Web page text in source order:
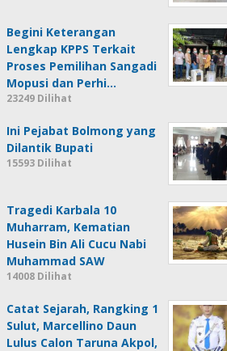
Begini Keterangan
Lengkap KPPS Terkait
Proses Pemilihan Sangadi
Mopusi dan Perhi…
23249 Dilihat
Ini Pejabat Bolmong yang
Dilantik Bupati
15593 Dilihat
Tragedi Karbala 10
Muharram, Kematian
Husein Bin Ali Cucu Nabi
Muhammad SAW
14008 Dilihat
Catat Sejarah, Rangking 1
Sulut, Marcellino Daun
Lulus Calon Taruna Akpol,